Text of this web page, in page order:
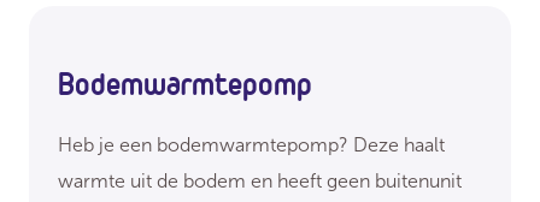
Bodemwarmtepomp
Heb je een bodemwarmtepomp? Deze haalt
warmte uit de bodem en heeft geen buitenunit